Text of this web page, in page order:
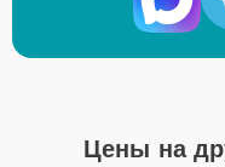
Цены на